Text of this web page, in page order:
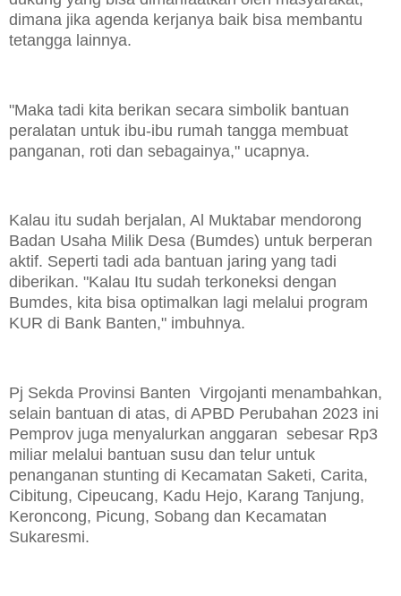
dimana jika agenda kerjanya baik bisa membantu
tetangga lainnya.
"Maka tadi kita berikan secara simbolik bantuan
peralatan untuk ibu-ibu rumah tangga membuat
panganan, roti dan sebagainya," ucapnya.
Kalau itu sudah berjalan, Al Muktabar mendorong
Badan Usaha Milik Desa (Bumdes) untuk berperan
aktif. Seperti tadi ada bantuan jaring yang tadi
diberikan. "Kalau Itu sudah terkoneksi dengan
Bumdes, kita bisa optimalkan lagi melalui program
KUR di Bank Banten," imbuhnya.
Pj Sekda Provinsi Banten Virgojanti menambahkan,
selain bantuan di atas, di APBD Perubahan 2023 ini
Pemprov juga menyalurkan anggaran sebesar Rp3
miliar melalui bantuan susu dan telur untuk
penanganan stunting di Kecamatan Saketi, Carita,
Cibitung, Cipeucang, Kadu Hejo, Karang Tanjung,
Keroncong, Picung, Sobang dan Kecamatan
Sukaresmi.